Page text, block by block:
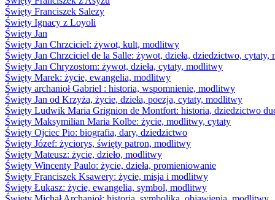
Święty Franciszek Salezy
Święty Ignacy z Loyoli
Święty Jan
Święty Jan Chrzciciel: żywot, kult, modlitwy
Święty Jan Chrzciciel de la Salle: żywot, dzieła, dziedzictwo, cytaty,
Święty Jan Chryzostom: żywot, dzieła, cytaty, modlitwy
Święty Marek: życie, ewangelia, modlitwy
Święty archanioł Gabriel : historia, wspomnienie, modlitwy
Święty Jan od Krzyża, życie, dzieła, poezja, cytaty, modlitwy
Święty Ludwik Maria Grignion de Montfort: historia, dziedzictwo
Święty Maksymilian Maria Kolbe: życie, modlitwy, cytaty
Święty Ojciec Pio: biografia, dary, dziedzictwo
Święty Józef: życiorys, święty patron, modlitwy
Święty Mateusz: życie, dzieło, modlitwy
Święty Wincenty Paulo: życie, dzieła, promieniowanie
Święty Franciszek Ksawery: życie, misja i modlitwy
Święty Łukasz: życie, ewangelia, symbol, modlitwy